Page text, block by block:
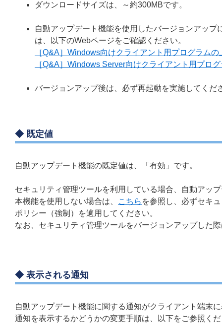
ダウンロードサイズは、～約300MBです。
自動アップデート機能を使用したバージョンアッ
は、以下のWebページをご確認ください。
［Q&A］Windows向けクライアント用プログラム
［Q&A］Windows Server向けクライアント用プロ
バージョンアップ後は、必ず再起動を実施してくだ
◆ 既定値
自動アップデート機能の既定値は、「有効」です。
セキュリティ管理ツールを利用している場合、自動アッ
本機能を使用しない場合は、
こちら を参照し、必ずセキ
ポリシー（強制）を適用してください。
なお、セキュリティ管理ツールをバージョンアップした
◆ 表示される通知
自動アップデート機能に関する通知がクライアント端末
通知を表示するかどうかの変更手順は、以下をご参照く